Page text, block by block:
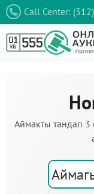
Call Center:
Аймакты тандап 3